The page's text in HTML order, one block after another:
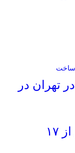
تهران در
آغاز ثبت‌نام وام ودیعه مسکن از ۱۷